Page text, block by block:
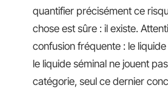
quantifier précisément ce
chose est sûre : il existe.
confusion fréquente : le
le liquide séminal ne jouent
catégorie, seul ce dernier